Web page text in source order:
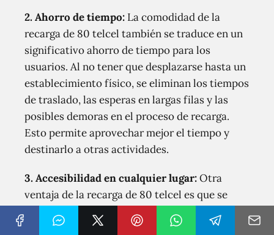
2. Ahorro de tiempo: La comodidad de la
recarga de 80 telcel también se traduce en un
significativo ahorro de tiempo para los
usuarios. Al no tener que desplazarse hasta un
establecimiento físico, se eliminan los tiempos
de traslado, las esperas en largas filas y las
posibles demoras en el proceso de recarga.
Esto permite aprovechar mejor el tiempo y
destinarlo a otras actividades.
3. Accesibilidad en cualquier lugar:Otra
ventaja de la recarga de 80 telcel es que se
puede realizar desde cualquier lugar. Solo se
necesita contar con acceso a internet y un